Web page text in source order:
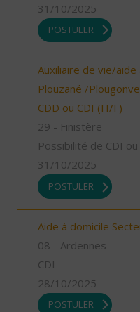
31/10/2025
POSTULER
Auxiliaire de vie/
Plouzané /
CDD ou CDI (H/F)
29 - Finistère
Possibilité de CDI ou
31/10/2025
POSTULER
Aide à domicile
08 - Ardennes
CDI
28/10/2025
POSTULER